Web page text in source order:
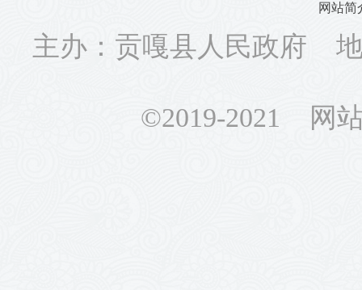
网站简
主办：贡嘎县人民政府
©2019-2021 网